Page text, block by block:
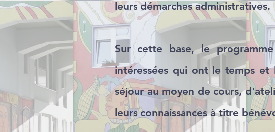
leurs démarches administratives.
Sur cette base, le
intéressées qui ont le temps
séjour au moyen de cours,
leurs connaissances à titre